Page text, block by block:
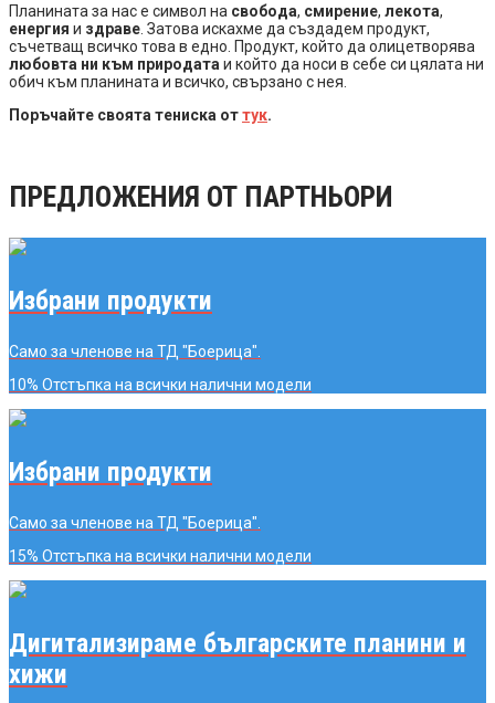
Планината за нас е символ на свобода, смирение, лекота,
енергия и здраве . Затова искахме да създадем продукт,
съчетващ всичко това в едно. Продукт, който да олицетворява
любовта ни към природата и който да носи в себе си цялата ни
обич към планината и всичко, свързано с нея.
Поръчайте своята тениска оттук.
ПРЕДЛОЖЕНИЯ ОТ ПАРТНЬОРИ
Избрани продукти
Само за членове на ТД "Боерица".
10% Отстъпка на всички налични модели
Избрани продукти
Само за членове на ТД "Боерица".
15% Отстъпка на всички налични модели
Дигитализираме българските планини и
хижи